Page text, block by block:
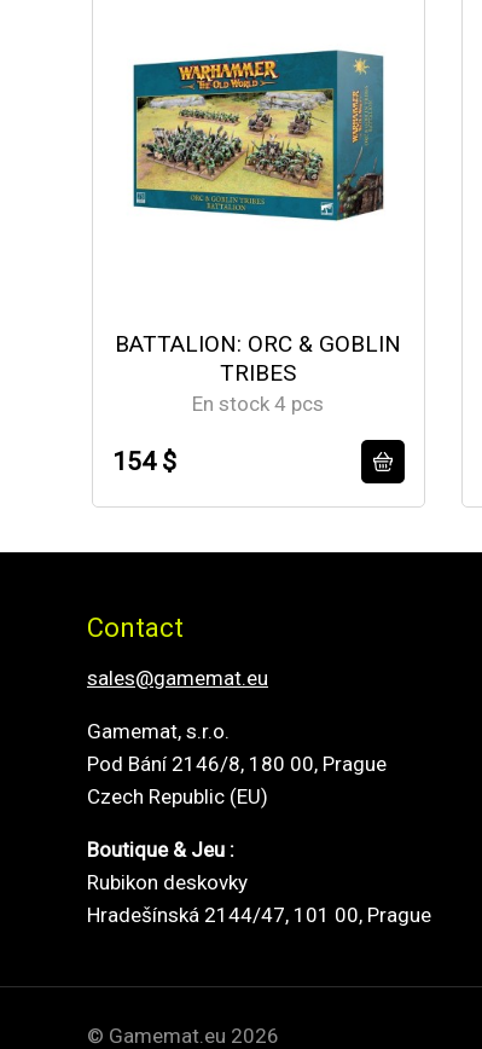
BATTALION: ORC & GOBLIN
TRIBES
En stock 4 pcs
154 $
Contact
sales@gamemat.eu
Gamemat, s.r.o.
Pod Bání 2146/8, 180 00, Prague
Czech Republic (EU)
Boutique & Jeu :
Rubikon deskovky
Hradešínská 2144/47, 101 00, Prague
© Gamemat.eu 2026